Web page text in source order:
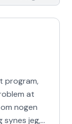
program,
at
nogen